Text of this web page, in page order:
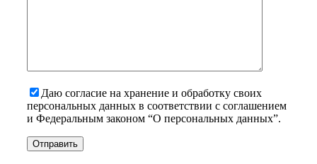
Даю согласие на хранение и обработку своих
персональных данных в соответствии с соглашением
и Федеральным законом “О персональных данных”.